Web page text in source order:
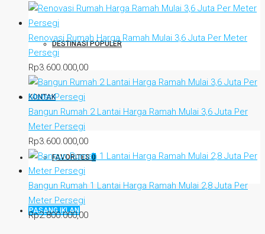
DESTINASI POPULER
KONTAK
FAVORITES0
PASANG IKLAN
Renovasi Rumah Harga Ramah Mulai 3,6 Juta Per Meter
Persegi
Rp3.600.000,00
Bangun Rumah 2 Lantai Harga Ramah Mulai 3,6 Juta Per
Meter Persegi
Rp3.600.000,00
Bangun Rumah 1 Lantai Harga Ramah Mulai 2,8 Juta Per
Meter Persegi
Rp2.800.000,00